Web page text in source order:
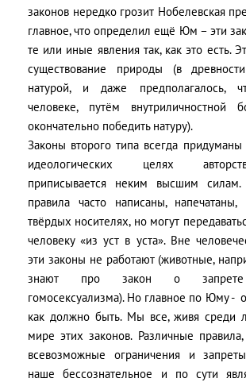
законов нередко грозит Нобелевская
главное, что определил ещё Юм – эти
те или иные явления так, как это есть.
существование природы (в
натурой, и даже предполагалось,
человеке, путём внутриличностной
окончательно победить натуру).
Законы второго типа всегда
идеологических целях
приписывается неким высшим
правила часто написаны,
твёрдых носителях, но могут
человеку «из уст в уста». Вне
эти законы не работают (животные,
знают про закон о запрете
гомосексуализма). Но главное по Юму -
как должно быть. Мы все, живя среди
мире этих законов. Различные
всевозможные ограничения и
наше бессознательное и по сути